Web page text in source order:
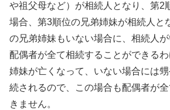
や祖父母など）が相続人となり、第2
場合、第3順位の兄弟姉妹が相続人と
の兄弟姉妹もいない場合に、相続人
配偶者が全て相続することができる
姉妹が亡くなって、いない場合には
続されるので、この場合も配偶者が
きません。